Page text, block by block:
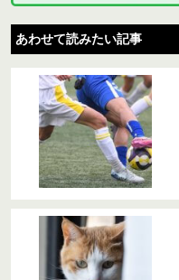
あわせて読みたい記事